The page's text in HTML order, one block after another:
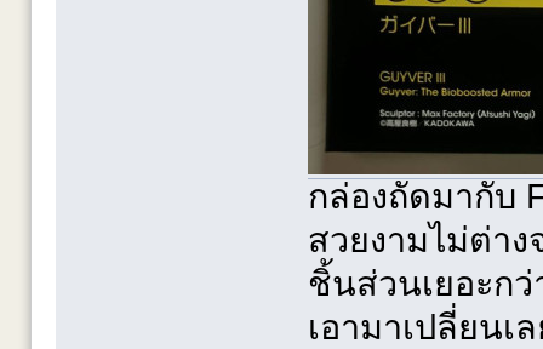
กล่องถัดมากับ
สวยงามไม่ต่า
ชิ้นส่วนเยอะก
เอามาเปลี่ยนเ